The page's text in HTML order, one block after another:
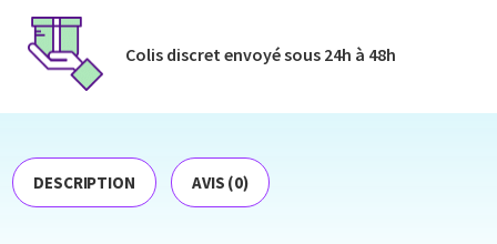
Colis discret envoyé​ sous 24h à 48h​
DESCRIPTION AVIS (0)